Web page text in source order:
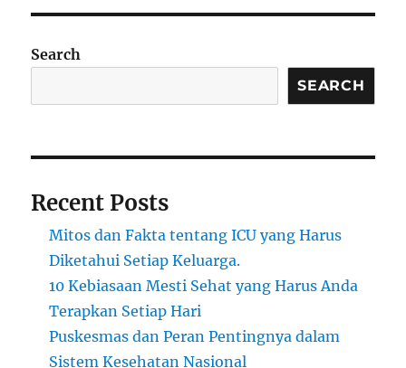
Search
SEARCH
Recent Posts
Mitos dan Fakta tentang ICU yang Harus
Diketahui Setiap Keluarga.
10 Kebiasaan Mesti Sehat yang Harus Anda
Terapkan Setiap Hari
Puskesmas dan Peran Pentingnya dalam
Sistem Kesehatan Nasional